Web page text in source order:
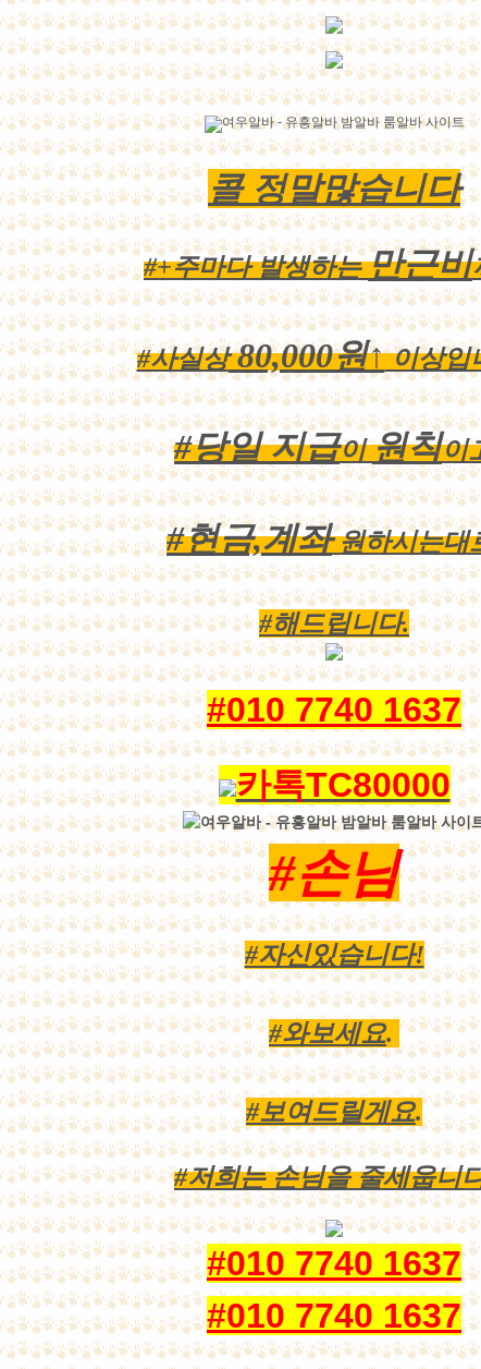
콜 정말많습니다
#+주마다 발생하는만근비
#사실상80,000원↑이상입
#당일 지급이원칙이
#현금,계좌원하시는대
#해드립니다.
#010 7740 1637
카톡TC80000
#손님
#자신있습니다!
#와보세요.
#보여드릴게요.
#저희는 손님을 줄세웁니
#010 7740 1637
#010 7740 1637